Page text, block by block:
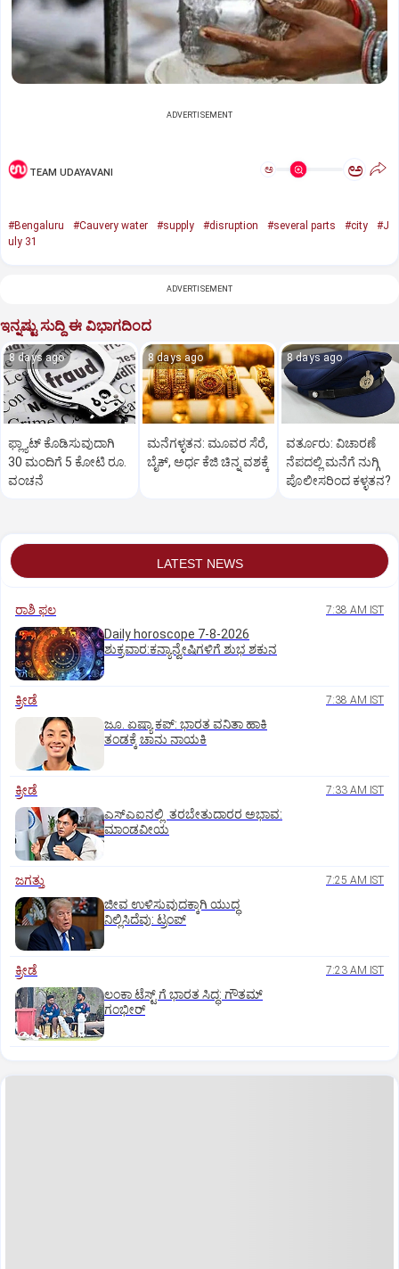
ADVERTISEMENT
TEAM UDAYAVANI ಅ ಅ
#Bengaluru #Cauvery water #supply #disruption #several parts #city
#J
uly 31
ADVERTISEMENT
ಇನ್ನಷ್ಟು ಸುದ್ದಿ ಈ ವಿಭಾಗದಿಂದ
8 days ago
ಫ್ಲ್ಯಾಟ್‌ ಕೊಡಿಸುವುದಾಗಿ
30 ಮಂದಿಗೆ 5 ಕೋಟಿ ರೂ.
ವಂಚನೆ
8 days ago
ಮನೆಗಳ್ಳತನ: ಮೂವರ ಸೆರೆ,
ಬೈಕ್, ಅರ್ಧ ಕೆಜಿ ಚಿನ್ನ ವಶಕ್ಕೆ
8 days ago
ವರ್ತೂರು: ವಿಚಾರಣೆ
ನೆಪದಲ್ಲಿ ಮನೆಗೆ ನುಗ್ಗಿ
ಪೊಲೀಸರಿಂದ ಕಳ್ಳತನ?
LATEST NEWS
ರಾಶಿ ಫಲ 7:38 AM IST
Daily horoscope 7-8-2026
ಶುಕ್ರವಾರ:ಕನ್ಯಾನ್ವೇಷಿಗಳಿಗೆ ಶುಭ ಶಕುನ
ಕ್ರೀಡೆ 7:38 AM IST
ಜೂ. ಏಷ್ಯಾ ಕಪ್‌: ಭಾರತ ವನಿತಾ ಹಾಕಿ
ತಂಡಕ್ಕೆ ಚಾನು ನಾಯಕಿ
ಕ್ರೀಡೆ 7:33 AM IST
ಎಸ್‌ಎಐನಲ್ಲಿ ತರಬೇತುದಾರರ ಅಭಾವ:
ಮಾಂಡವೀಯ
ಜಗತ್ತು 7:25 AM IST
ಜೀವ ಉಳಿಸುವುದಕ್ಕಾಗಿ ಯುದ್ಧ
ನಿಲ್ಲಿಸಿದೆವು: ಟ್ರಂಪ್‌
ಕ್ರೀಡೆ 7:23 AM IST
ಲಂಕಾ ಟೆಸ್ಟ್‌ ಗೆ ಭಾರತ ಸಿದ್ಧ: ಗೌತಮ್‌
ಗಂಭೀರ್‌